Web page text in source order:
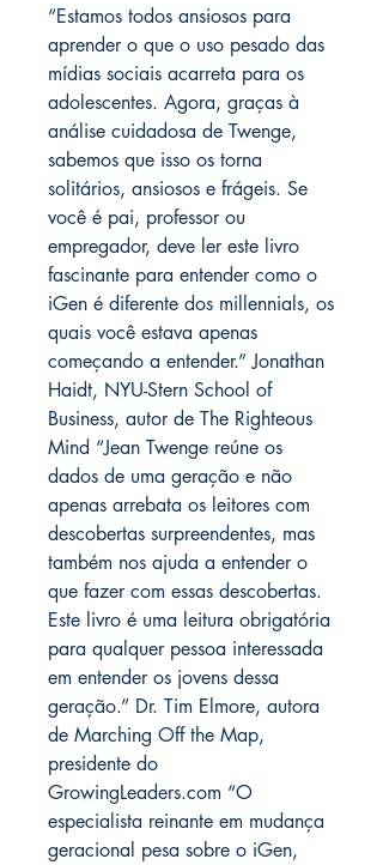
“Estamos todos ansiosos para
aprender o que o uso pesado das
mídias sociais acarreta para os
adolescentes. Agora, graças à
análise cuidadosa de Twenge,
sabemos que isso os torna
solitários, ansiosos e frágeis. Se
você é pai, professor ou
empregador, deve ler este livro
fascinante para entender como o
iGen é diferente dos millennials, os
quais você estava apenas
começando a entender.” Jonathan
Haidt, NYU-Stern School of
Business, autor de The Righteous
Mind “Jean Twenge reúne os
dados de uma geração e não
apenas arrebata os leitores com
descobertas surpreendentes, mas
também nos ajuda a entender o
que fazer com essas descobertas.
Este livro é uma leitura obrigatória
para qualquer pessoa interessada
em entender os jovens dessa
geração.” Dr. Tim Elmore, autora
de Marching Off the Map,
presidente do
GrowingLeaders.com “O
especialista reinante em mudança
geracional pesa sobre o iGen,